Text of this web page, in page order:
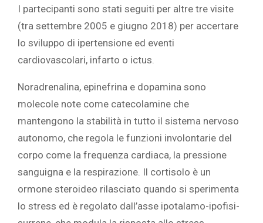
‎I partecipanti sono stati seguiti per altre tre visite
(tra settembre 2005 e giugno 2018) per accertare
lo sviluppo di ipertensione ed eventi
cardiovascolari, infarto o ictus.‎
‎Noradrenalina, epinefrina e dopamina sono
molecole note come catecolamine che
mantengono la stabilità in tutto il sistema nervoso
autonomo, che regola le funzioni involontarie del
corpo come la frequenza cardiaca, la pressione
sanguigna e la respirazione. Il cortisolo è un
ormone steroideo rilasciato quando si sperimenta
lo stress ed è regolato dall’asse ipotalamo-ipofisi-